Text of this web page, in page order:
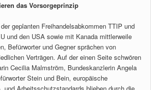
das Vorsorgeprinzip
geplanten Freihandelsabkommen TTIP und
und den USA sowie mit Kanada mittlerweile
Befürworter und Gegner sprächen von
Verträgen. Auf der einen Seite schwören
Cecilia Malmström, Bundeskanzlerin Angela
Stein und Bein, europäische